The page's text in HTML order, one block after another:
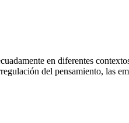
en diferentes
del pensamiento, las